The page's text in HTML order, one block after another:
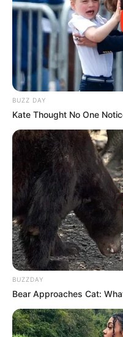
BUZZ DAY
Kate Thought No One
BUZZDAY
Bear Approaches Cat: